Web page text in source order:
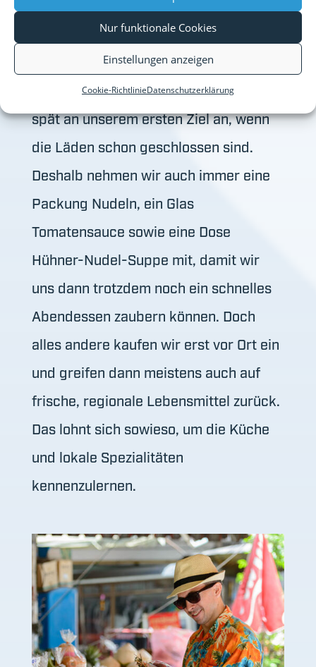
Nur funktionale Cookies
Einstellungen anzeigen
Cookie-RichtlinieDatenschutzerklärung
Während des Urlaubs backen wir oft
Brötchen im Omnia Backofen auf, den
du übrigens auch bei uns dazubuchen
kannst. Manchmal kommen wir erst
spät an unserem ersten Ziel an, wenn
die Läden schon geschlossen sind.
Deshalb nehmen wir auch immer eine
Packung Nudeln, ein Glas
Tomatensauce sowie eine Dose
Hühner-Nudel-Suppe mit, damit wir
uns dann trotzdem noch ein schnelles
Abendessen zaubern können. Doch
alles andere kaufen wir erst vor Ort ein
und greifen dann meistens auch auf
frische, regionale Lebensmittel zurück.
Das lohnt sich sowieso, um die Küche
und lokale Spezialitäten
kennenzulernen.